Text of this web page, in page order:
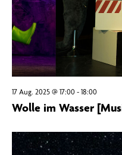
17 Aug. 2025 @ 17:00 - 18:00
Wolle im Wasser